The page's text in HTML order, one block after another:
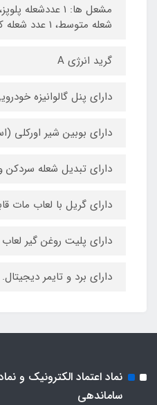
شعله متوسط، ۱ عدد شعله کوچک
گرید انرژی A
دارای پنل گالوانیزه خودرویی
دارای بوبین شیر اورکلی
دارای تبدیل شعله
دارای گریل با لعاب مات
دارای پلیت روغن گیر
دارای برد و تایمر دیجیتال.
نماد اعتماد الکترونیک و
ساماندهی